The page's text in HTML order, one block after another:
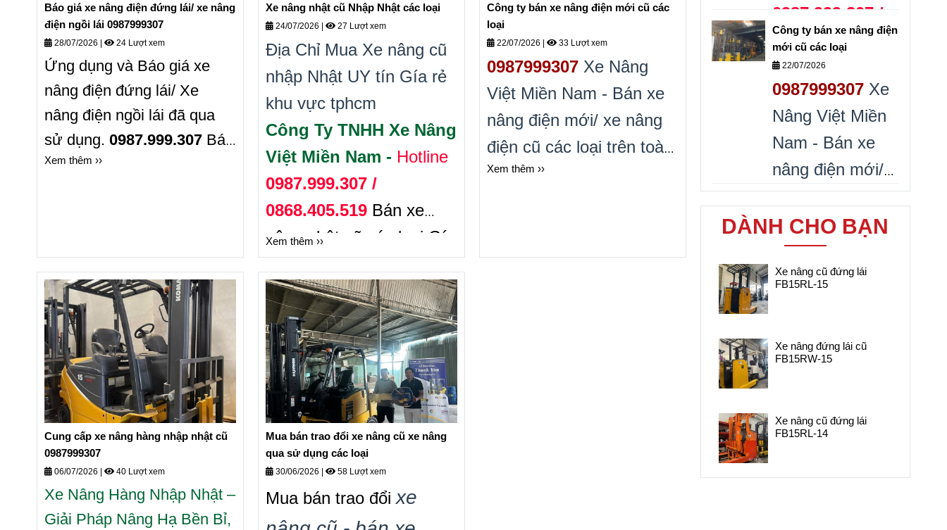
Báo giá xe nâng điện đứng lái/ xe nâng
điện ngồi lái 0987999307
28/07/2026 | 24 Lượt xem
Ứng dụng và Báo giá xe
nâng điện đứng lái/ Xe
nâng điện ngồi lái đã qua
sử dụng. 0987.999.307 Bán
xe nâng điện đã qua sử
Xem thêm ››
Xe nâng nhật cũ Nhập Nhật các loại
24/07/2026 | 27 Lượt xem
Địa Chỉ Mua Xe nâng cũ
nhập Nhật UY tín Gía rẻ
khu vực tphcm
Công Ty TNHH Xe Nâng
Việt Miền Nam - Hotline
0987.999.307 /
0868.405.519 Bán xe
nâng nhật cũ các loại Gía
rẻ
Xem thêm ››
Công ty bán xe nâng điện mới cũ các
loại
22/07/2026 | 33 Lượt xem
0987999307 Xe Nâng
Việt Miền Nam - Bán xe
nâng điện mới/ xe nâng
điện cũ các loại trên toàn
quốc. Bảo hành lâu dài
điện .
Xem thêm ››
Cung cấp xe nâng hàng nhập nhật cũ
0987999307
06/07/2026 40 Lượt xem
Xe Nâng Hàng Nhập Nhật –
Giải Pháp Nâng Hạ Bền Bỉ,
Mua bán trao đổi xe nâng cũ xe nâng
qua sử dụng các loại
30/06/2026 | 58 Lượt xem
Mua bán trao đổixe
0987.999.307 /
0868.405.519
Bán xe nâng
nhật cũ các loại
Gía rẻ
Công ty bán xe nâng điện
mới cũ các loại
22/07/2026
0987999307 Xe
Nâng Việt Miền
Nam - Bán xe
nâng điện mới/
xe nâng điện cũ
các loại trên
toàn quốc. Bảo
hành lâu dài
cấp xe nâng
DÀNH CHO BẠN
Xe nâng cũ đứng lái
FB15RL-15
Xe nâng đứng lái cũ
FB15RW-15
Xe nâng cũ đứng lái
FB15RL-14